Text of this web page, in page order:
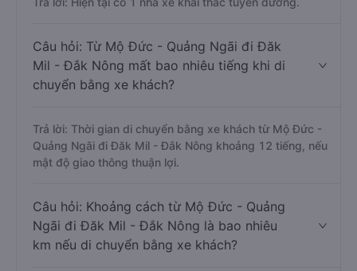
Câu hỏi: Từ Mộ Đức - Quảng Ngãi đi Đăk
Mil - Đắk Nông mất bao nhiêu tiếng khi di
chuyển bằng xe khách?
Trả lời: Thời gian di chuyển bằng xe khách từ Mộ Đức -
Quảng Ngãi đi Đăk Mil - Đắk Nông khoảng 12 tiếng, nếu
mật độ giao thông thuận lợi.
Câu hỏi: Khoảng cách từ Mộ Đức - Quảng
Ngãi đi Đăk Mil - Đắk Nông là bao nhiêu
km nếu di chuyển bằng xe khách?